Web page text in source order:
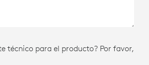
técnico para el producto? Por favor,